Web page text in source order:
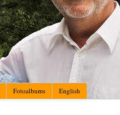
Fotoalbums English